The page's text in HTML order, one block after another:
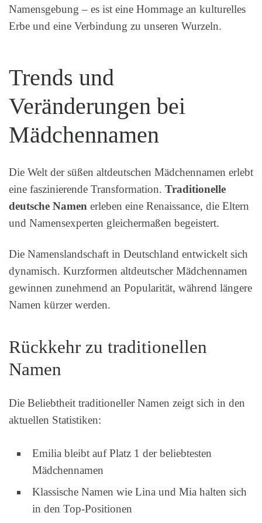
Namensgebung – es ist eine Hommage an kulturelles
Erbe und eine Verbindung zu unseren Wurzeln.
Trends und
Veränderungen bei
Mädchennamen
Die Welt der süßen altdeutschen Mädchennamen erlebt
eine faszinierende Transformation. Traditionelle
deutsche Namen erleben eine Renaissance, die Eltern
und Namensexperten gleichermaßen begeistert.
Die Namenslandschaft in Deutschland entwickelt sich
dynamisch. Kurzformen altdeutscher Mädchennamen
gewinnen zunehmend an Popularität, während längere
Namen kürzer werden.
Rückkehr zu traditionellen
Namen
Die Beliebtheit traditioneller Namen zeigt sich in den
aktuellen Statistiken:
Emilia bleibt auf Platz 1 der beliebtesten
Mädchennamen
Klassische Namen wie Lina und Mia halten sich
in den Top-Positionen